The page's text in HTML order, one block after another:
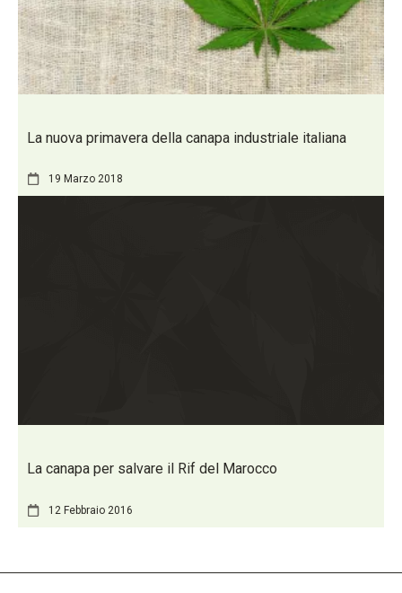
La nuova primavera della canapa industriale italiana
19 Marzo 2018
La canapa per salvare il Rif del Marocco
12 Febbraio 2016